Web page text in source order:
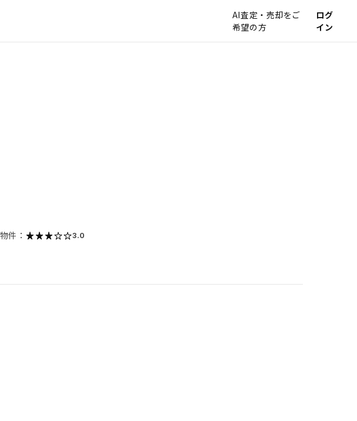
AI査定・売却をご
希望の方
ログ
イン
物件： 3.0